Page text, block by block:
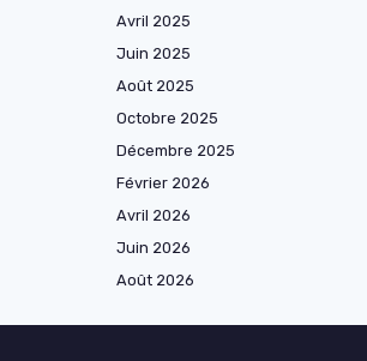
Avril 2025
Juin 2025
Août 2025
Octobre 2025
Décembre 2025
Février 2026
Avril 2026
Juin 2026
Août 2026